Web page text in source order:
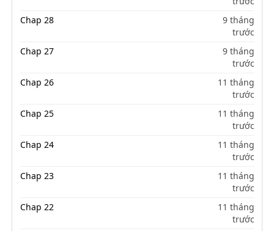
Chap 28
9 tháng
trước
Chap 27
9 tháng
trước
Chap 26
11 tháng
trước
Chap 25
11 tháng
trước
Chap 24
11 tháng
trước
Chap 23
11 tháng
trước
Chap 22
11 tháng
trước